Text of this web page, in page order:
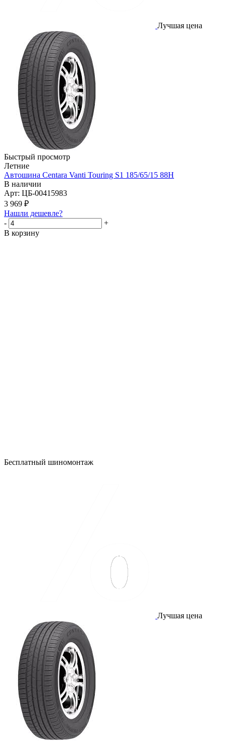
Лучшая цена
Быстрый просмотр
Летние
Автошина Centara Vanti Touring S1 185/65/15 88H
В наличии
Арт: ЦБ-00415983
3 969 ₽
Нашли дешевле?
-
+
В корзину
Бесплатный шиномонтаж
Лучшая цена